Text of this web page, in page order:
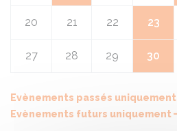
20 21 22 23
27 28 29 30
Evènements passés uniquement
Evènements futurs uniquement